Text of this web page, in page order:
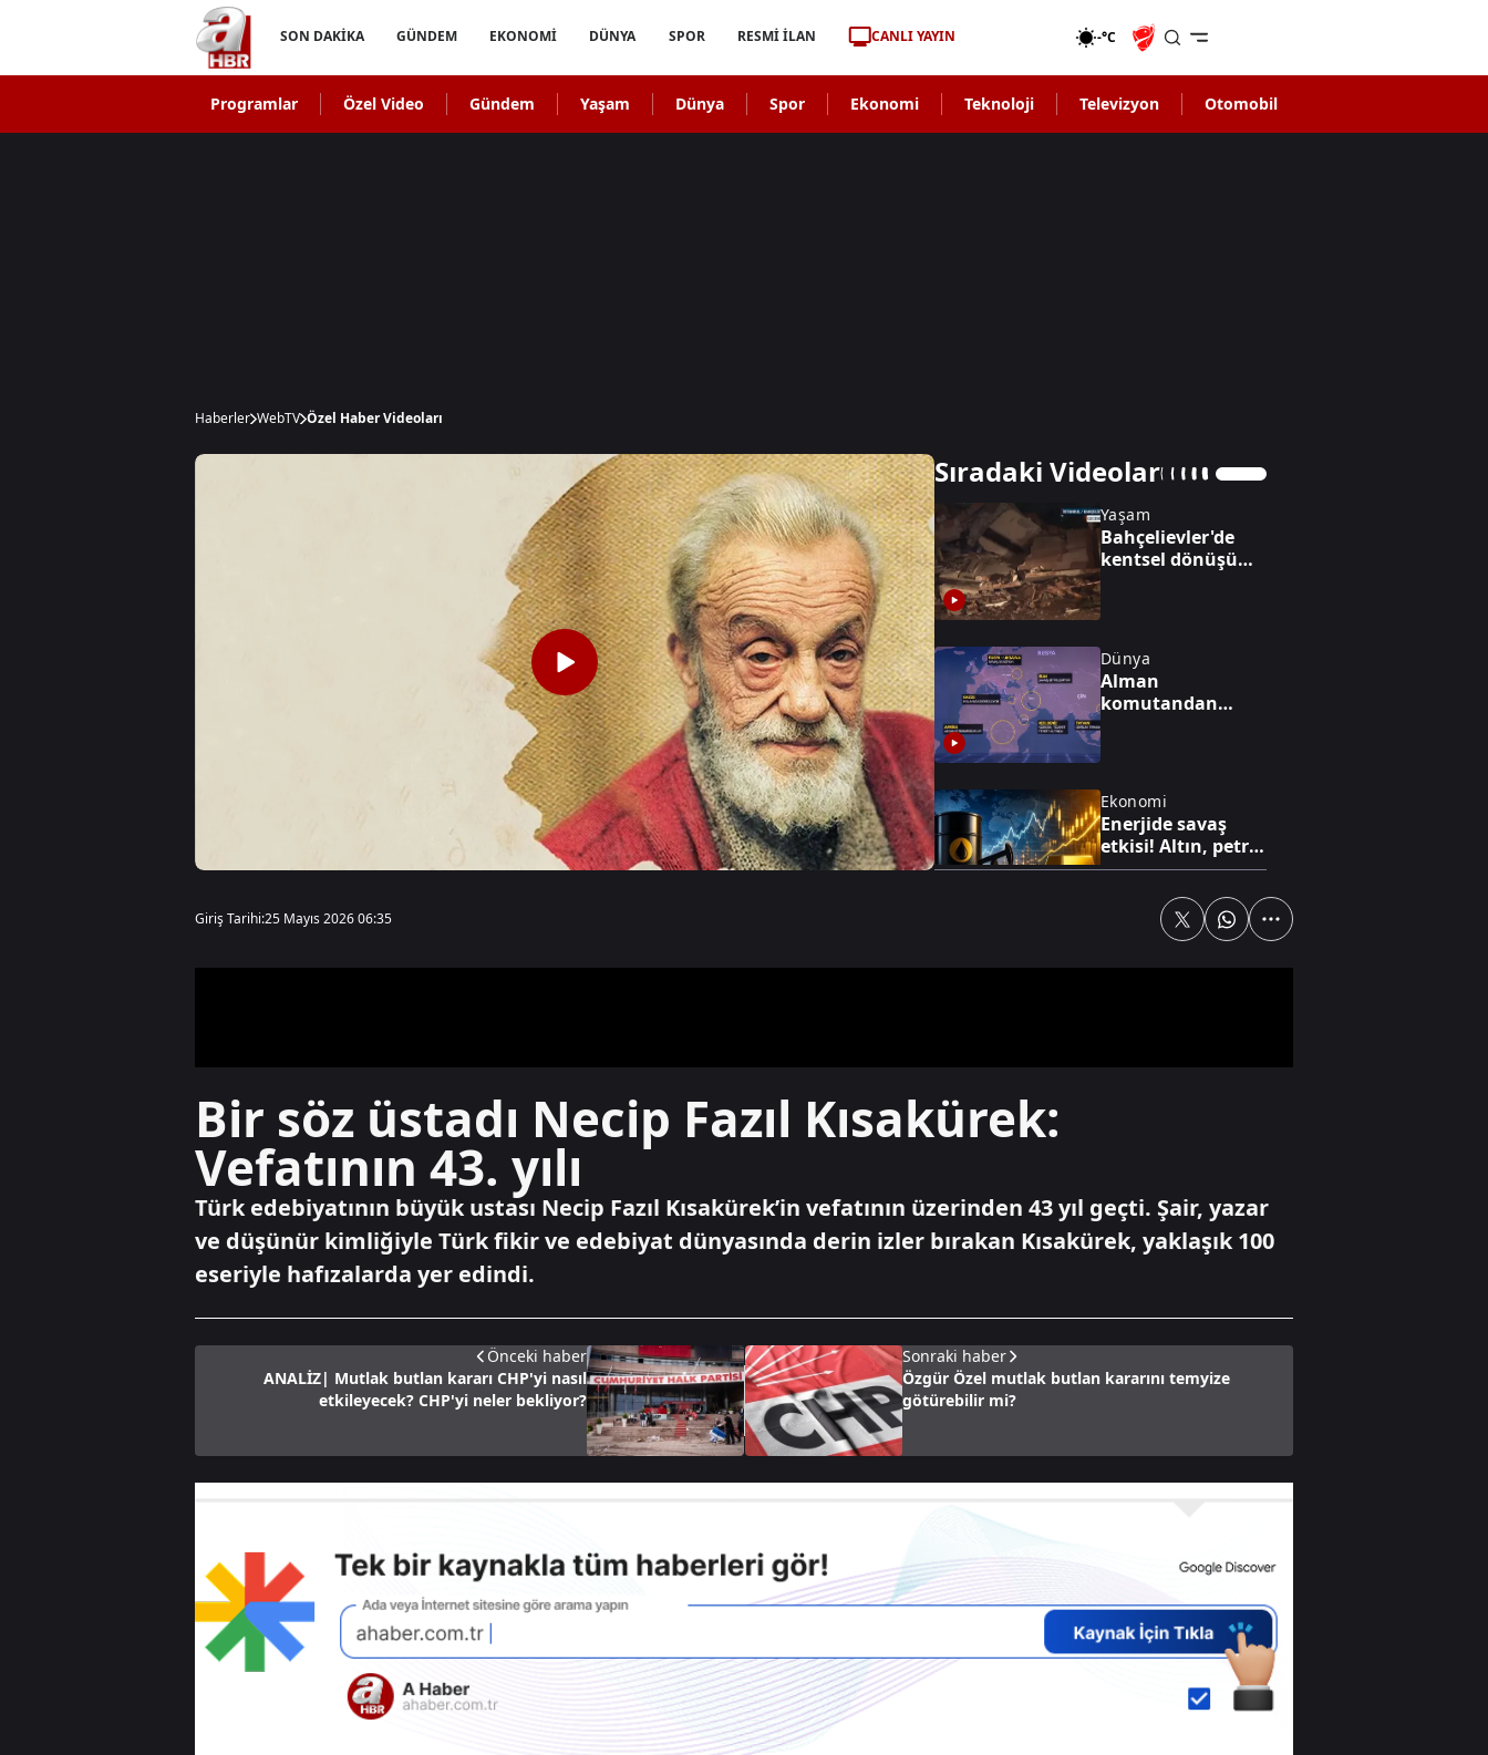
SON DAKİKA GÜNDEM EKONOMİ DÜNYA SPOR RESMİ İLAN CANLI YAYIN -°C
Programlar Özel Video Gündem Yaşam Dünya Spor Ekonomi Teknoloji Televizyon Otomobil
Haberler WebTV Özel Haber Videoları
Sıradaki Videolar
Yaşam
Bahçelievler'de
kentsel dönüşüm
Dünya
Alman
komutandan
yaşayabiliriz"
Ekonomi
Enerjide savaş
etkisi! Altın, petrol
ve faiz dengesi
şekilleniyor
Dünya yıldızı
Gündem
Başkan Vekilliği
Giriş Tarihi:25 Mayıs 2026 06:35
Bir söz üstadı Necip Fazıl Kısakürek:
Vefatının 43. yılı
Türk edebiyatının büyük ustası Necip Fazıl Kısakürek’in vefatının üzerinden 43 yıl geçti. Şair, yazar
ve düşünür kimliğiyle Türk fikir ve edebiyat dünyasında derin izler bırakan Kısakürek, yaklaşık 100
eseriyle hafızalarda yer edindi.
Önceki haber
ANALİZ| Mutlak butlan kararı CHP'yi nasıl
etkileyecek? CHP'yi neler bekliyor?
Sonraki haber
Özgür Özel mutlak butlan kararını temyize
götürebilir mi?